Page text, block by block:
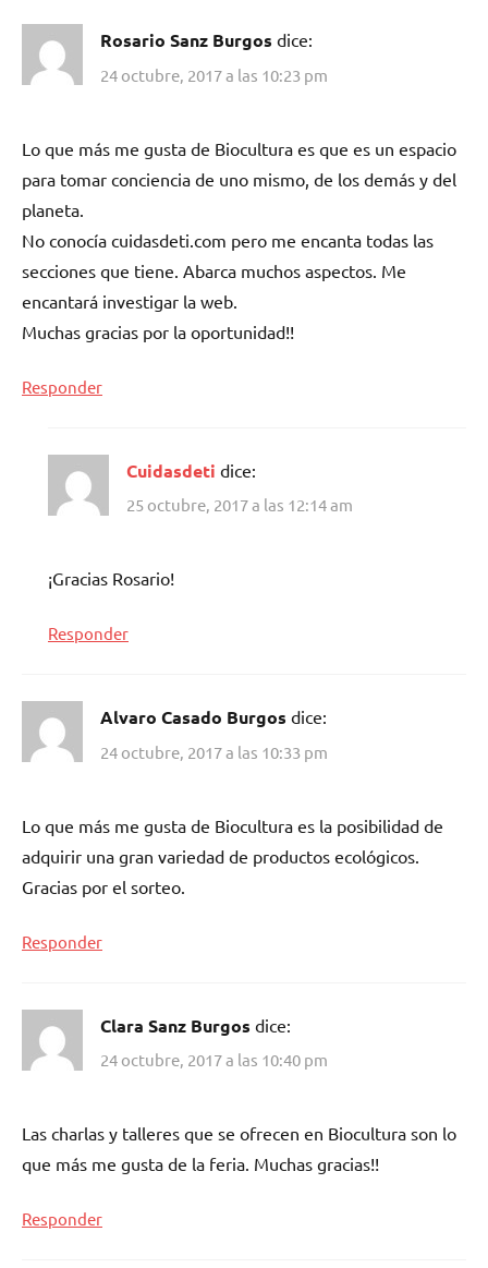
Rosario Sanz Burgos dice:
24 octubre, 2017 a las 10:23 pm
Lo que más me gusta de Biocultura es que es un espacio
para tomar conciencia de uno mismo, de los demás y del
planeta.
No conocía cuidasdeti.com pero me encanta todas las
secciones que tiene. Abarca muchos aspectos. Me
encantará investigar la web.
Muchas gracias por la oportunidad!!
Responder
Cuidasdeti dice:
25 octubre, 2017 a las 12:14 am
¡Gracias Rosario!
Responder
Alvaro Casado Burgos dice:
24 octubre, 2017 a las 10:33 pm
Lo que más me gusta de Biocultura es la posibilidad de
adquirir una gran variedad de productos ecológicos.
Gracias por el sorteo.
Responder
Clara Sanz Burgos dice:
24 octubre, 2017 a las 10:40 pm
Las charlas y talleres que se ofrecen en Biocultura son lo
que más me gusta de la feria. Muchas gracias!!
Responder